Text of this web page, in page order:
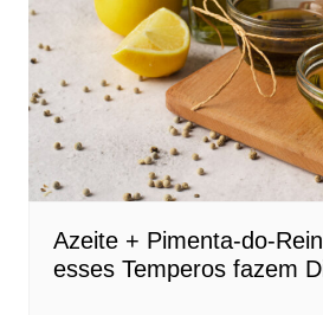
Azeite + Pimenta-do-
esses Temperos fazem